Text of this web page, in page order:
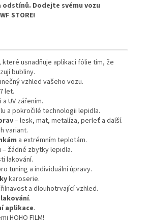
Dodejte svému vozu
STORE!
které usnadňuje aplikaci fólie tím, že
bubliny.
vzhled vašeho vozu.
let.
UV zářením.
a pokročilé technologii lepidla.
– lesk, mat, metalíza, perleť a další.
variant.
a extrémním teplotám.
– žádné zbytky lepidla.
lakování.
tuning a individuální úpravy.
karoserie.
a dlouhotrvající vzhled.
.
aplikace.
HOHO FILM!